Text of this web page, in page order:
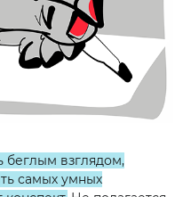
беглым взглядом,
самых умных